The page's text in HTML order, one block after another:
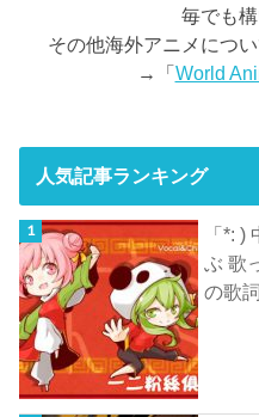
毎でも構
その他海外アニメにつ
→「 World
人気記事ランキング
「*:
ぶ 歌
の歌